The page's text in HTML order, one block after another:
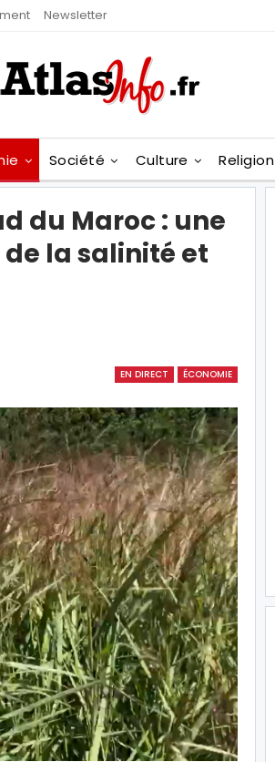
Newsletter
Société Culture Religion
du Maroc : une
la salinité et
EN DIRECT ÉCONOMIE